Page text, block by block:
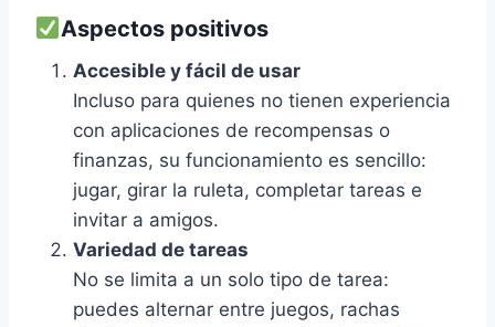
Aspectos positivos
Accesible y fácil de usar
Incluso para quienes no tienen experiencia
con aplicaciones de recompensas o
finanzas, su funcionamiento es sencillo:
jugar, girar la ruleta, completar tareas e
invitar a amigos.
Variedad de tareas
No se limita a un solo tipo de tarea:
puedes alternar entre juegos, rachas